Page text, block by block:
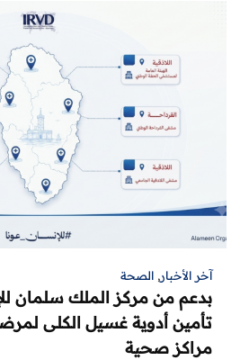
آخر الأخبار, الصحة
بدعم من مركز الملك سلمان
مراكز صحية